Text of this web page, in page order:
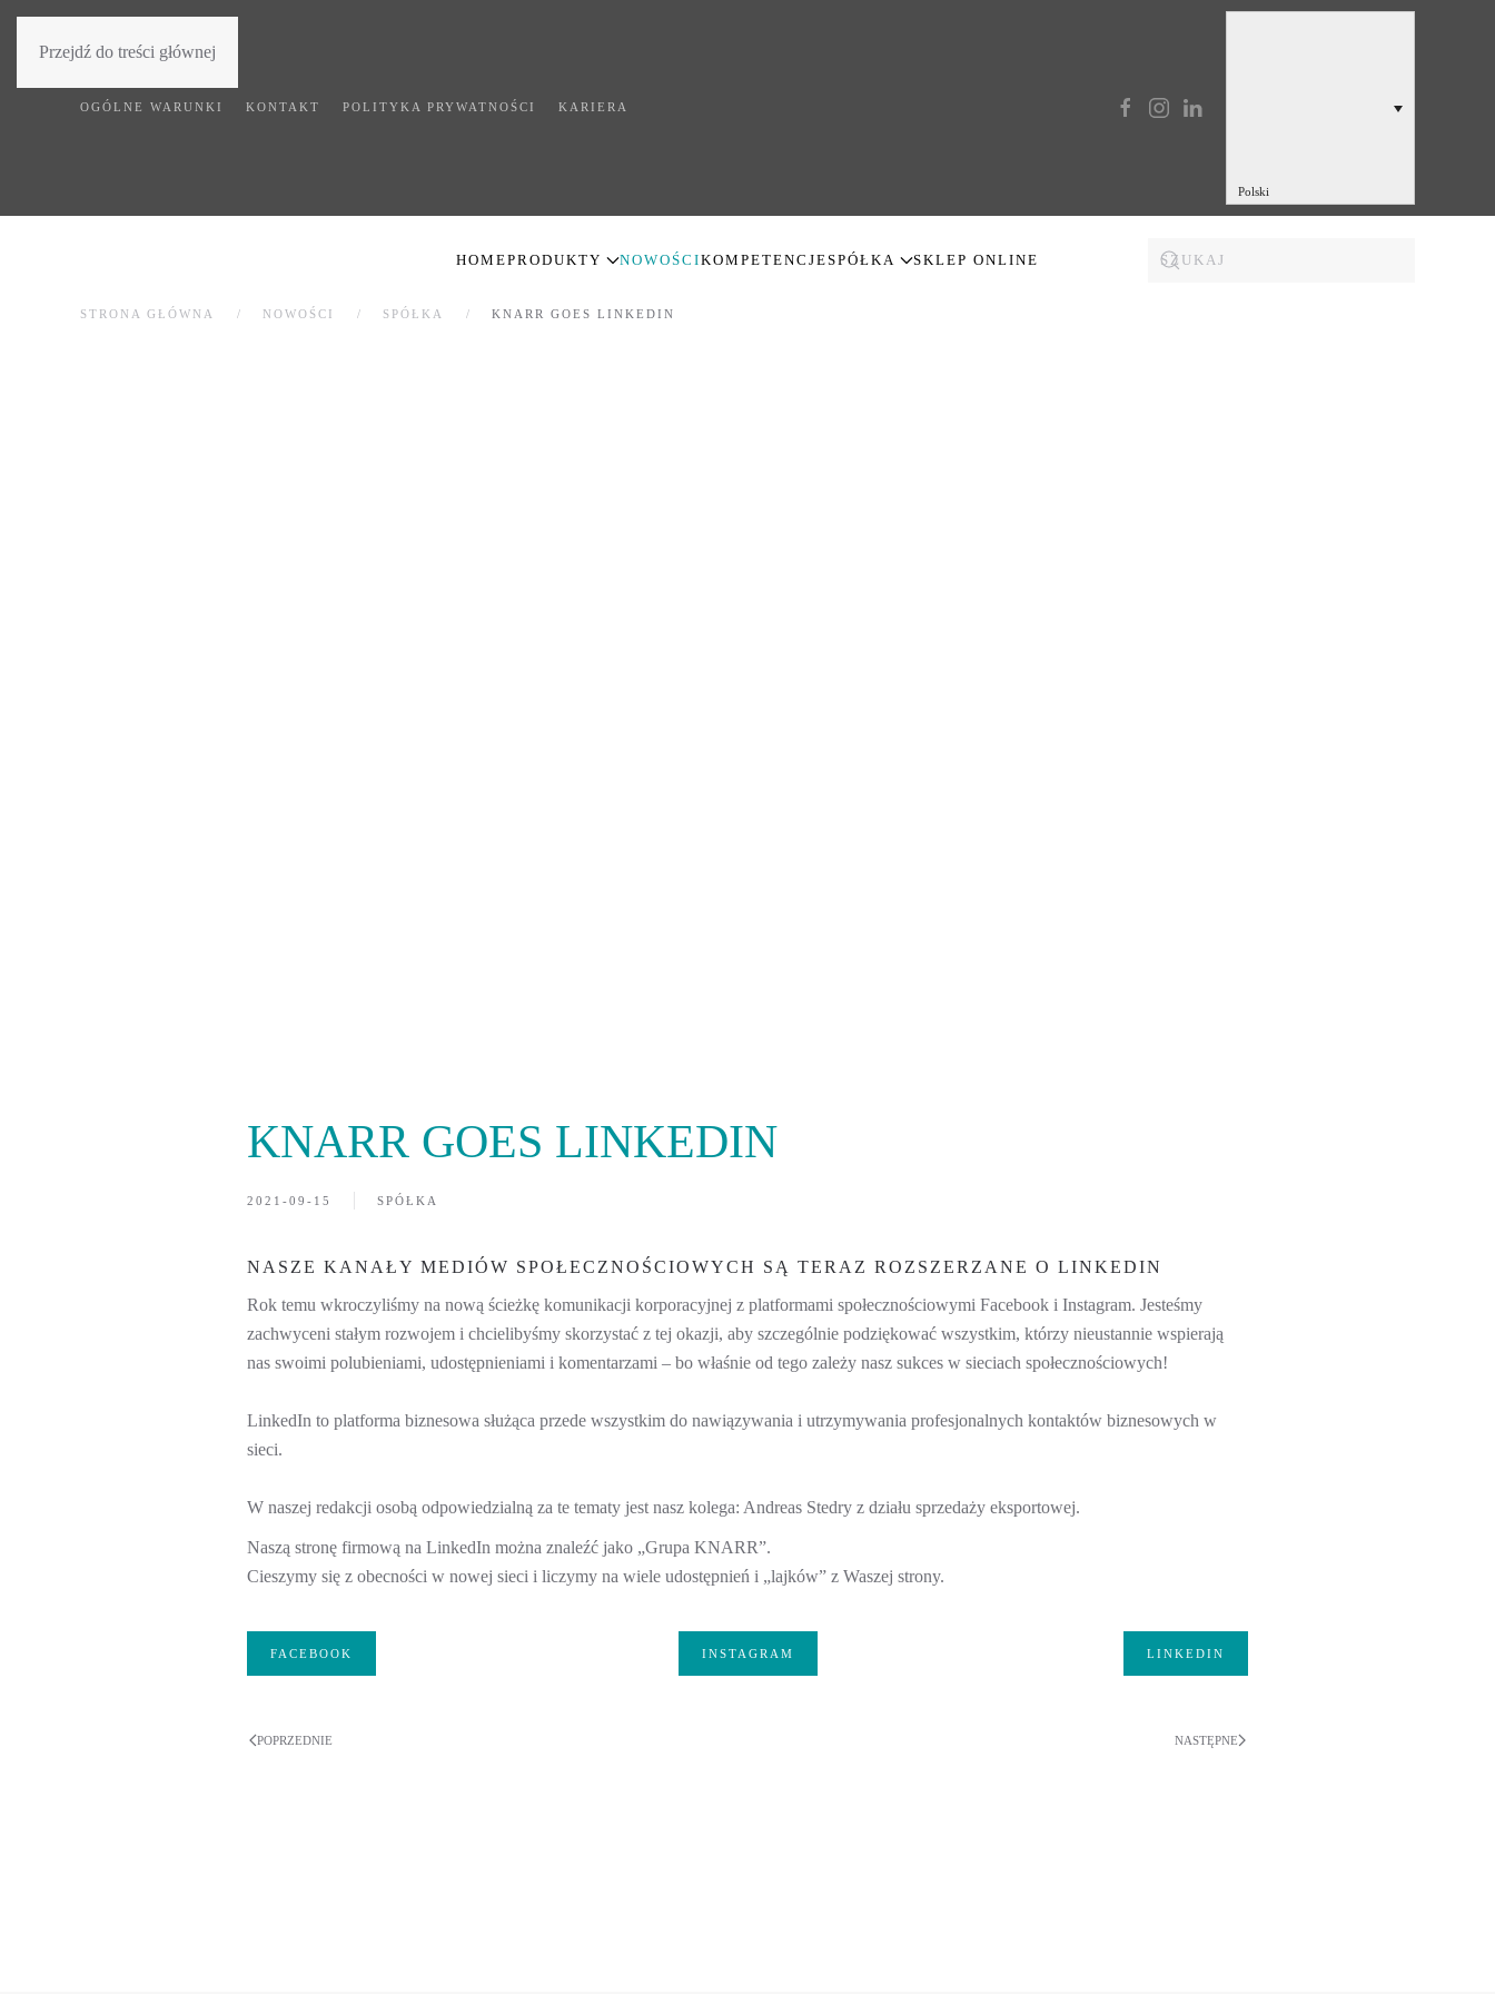
Przejdź do treści głównej
OGÓLNE WARUNKI KONTAKT POLITYKA PRYWATNOŚCI KARIERA
Polski
HOMEPRODUKTY NOWOŚCIKOMPETENCJESPÓŁKA SKLEP ONLINE
STRONA GŁÓWNA NOWOŚCI SPÓŁKA KNARR GOES LINKEDIN
KNARR GOES LINKEDIN
2021-09-15 SPÓŁKA
NASZE KANAŁY MEDIÓW SPOŁECZNOŚCIOWYCH SĄ TERAZ ROZSZERZANE O LINKEDIN
Rok temu wkroczyliśmy na nową ścieżkę komunikacji korporacyjnej z platformami społecznościowymi Facebook i Instagram. Jesteśmy
zachwyceni stałym rozwojem i chcielibyśmy skorzystać z tej okazji, aby szczególnie podziękować wszystkim, którzy nieustannie wspierają
nas swoimi polubieniami, udostępnieniami i komentarzami – bo właśnie od tego zależy nasz sukces w sieciach społecznościowych!
LinkedIn to platforma biznesowa służąca przede wszystkim do nawiązywania i utrzymywania profesjonalnych kontaktów biznesowych w
sieci.
W naszej redakcji osobą odpowiedzialną za te tematy jest nasz kolega: Andreas Stedry z działu sprzedaży eksportowej.
Naszą stronę firmową na LinkedIn można znaleźć jako „Grupa KNARR”.
Cieszymy się z obecności w nowej sieci i liczymy na wiele udostępnień i „lajków” z Waszej strony.
FACEBOOK INSTAGRAM LINKEDIN
POPRZEDNIE NASTĘPNE